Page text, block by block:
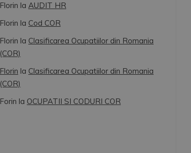
Florin la AUDIT HR
Florin la Cod COR
Florin la Clasificarea Ocupatiilor din Romania
(COR)
Florin la Clasificarea Ocupatiilor din Romania
(COR)
Forin la OCUPATII SI CODURI COR